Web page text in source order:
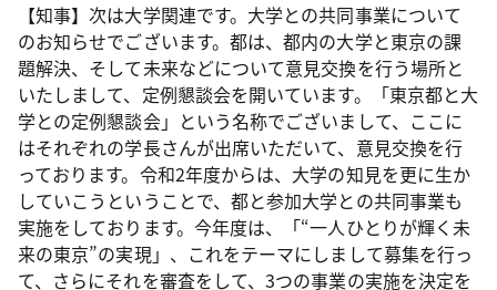
【知事】次は大学関連です。大学との共同事業について
のお知らせでございます。都は、都内の大学と東京の課
題解決、そして未来などについて意見交換を行う場所と
いたしまして、定例懇談会を開いています。「東京都と大
学との定例懇談会」という名称でございまして、ここに
はそれぞれの学長さんが出席いただいて、意見交換を行
っております。令和2年度からは、大学の知見を更に生か
していこうということで、都と参加大学との共同事業も
実施をしております。今年度は、「“一人ひとりが輝く未
来の東京”の実現」、これをテーマにしまして募集を行っ
て、さらにそれを審査をして、3つの事業の実施を決定を